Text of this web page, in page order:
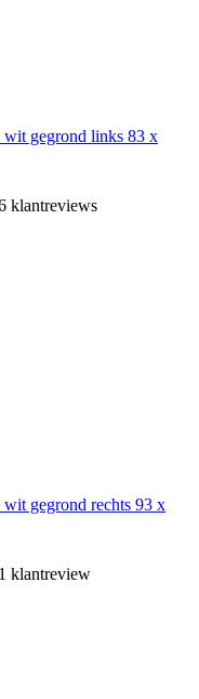
gegrond links 83 x
klantreviews
gegrond rechts 93 x
klantreview